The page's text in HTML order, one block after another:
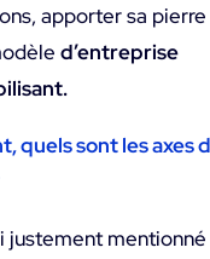
apporter sa pierre
d’entreprise
quels sont les axes
justement